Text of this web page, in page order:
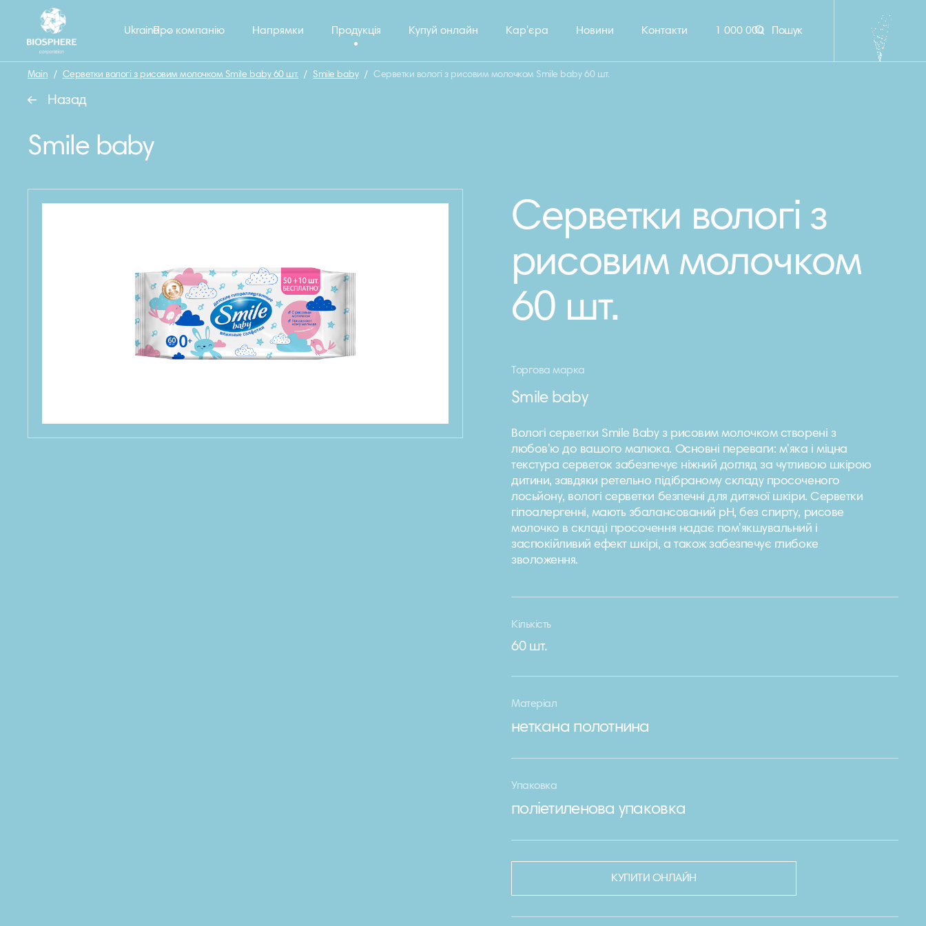
Про компанію Напрямки Продукція Купуй онлайн Кар'єра Новини Контакти 1 000 000 Пошук
Ukraine
Main / Серветки вологі з рисовим молочком Smile baby 60 шт. / Smile baby / Серветки вологі з рисовим молочком Smile baby 60 шт.
Назад
Smile baby
Серветки вологі з
рисовим молочком
60 шт.
Торгова марка
Smile baby
Вологі серветки Smile Baby з рисовим молочком створені з
любов'ю до вашого малюка. Основні переваги: м'яка і міцна
текстура серветок забезпечує ніжний догляд за чутливою шкірою
дитини, завдяки ретельно підібраному складу просоченого
лосьйону, вологі серветки безпечні для дитячої шкіри. Серветки
гіпоалергенні, мають збалансований pH, без спирту, рисове
молочко в складі просочення надає пом'якшувальний і
заспокійливий ефект шкірі, а також забезпечує глибоке
зволоження.
Кількість
60 шт.
Матеріал
неткана полотнина
Упаковка
поліетиленова упаковка
КУПИТИ ОНЛАЙН